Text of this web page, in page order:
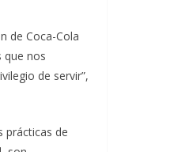
de Coca-Cola
que nos
de servir”,
prácticas de